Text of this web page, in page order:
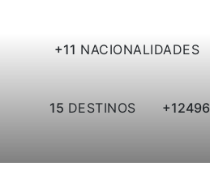
13 NACIONALIDADES
17 DESTINOS 14619